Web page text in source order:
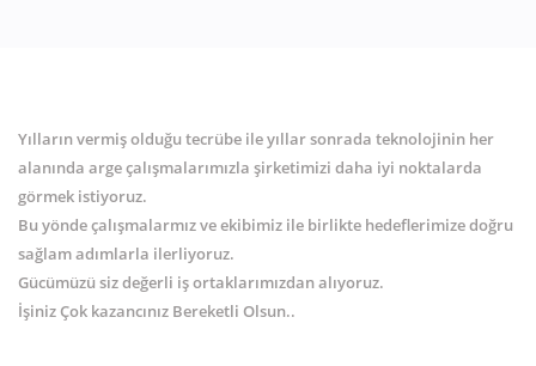
Yılların vermiş olduğu tecrübe ile yıllar sonrada teknolojinin her
alanında arge çalışmalarımızla şirketimizi daha iyi noktalarda
görmek istiyoruz.
Bu yönde çalışmalarmız ve ekibimiz ile birlikte hedeflerimize doğru
sağlam adımlarla ilerliyoruz.
Gücümüzü siz değerli iş ortaklarımızdan alıyoruz.
İşiniz Çok kazancınız Bereketli Olsun..